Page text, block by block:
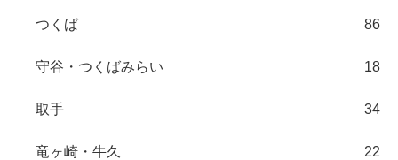
つくば 86
守谷・つくばみらい 18
取手 34
竜ヶ崎・牛久 22